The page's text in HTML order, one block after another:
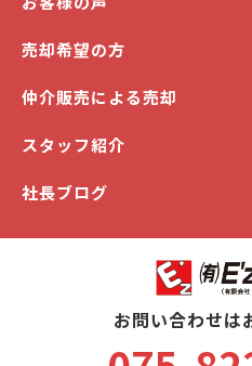
売却希望の方
仲介販売による売却
スタッフ紹介
社長ブログ
お問い合わせは